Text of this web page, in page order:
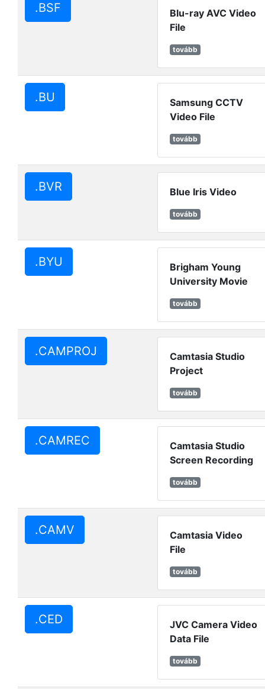
.BSF
Blu-ray AVC Video
File
tovább
.BU
Samsung CCTV
Video File
tovább
.BVR Blue Iris Video
tovább
.BYU
Brigham Young
University Movie
tovább
.CAMPROJ
Camtasia Studio
Project
tovább
.CAMREC
Camtasia Studio
Screen Recording
tovább
.CAMV
Camtasia Video
File
tovább
.CED
JVC Camera Video
Data File
tovább